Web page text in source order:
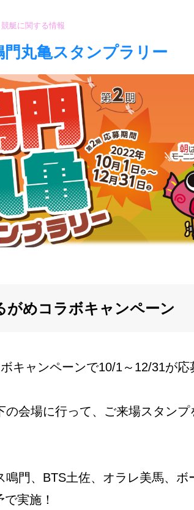
競艇に関する情報
門丸亀スタンプラリー
がめコラボキャンペーン
キャンペーンで10/1～12/31が応
の会場に行って、ご来場スタンプ
鳴門、BTS土佐、オラレ美馬、ボ
実施！